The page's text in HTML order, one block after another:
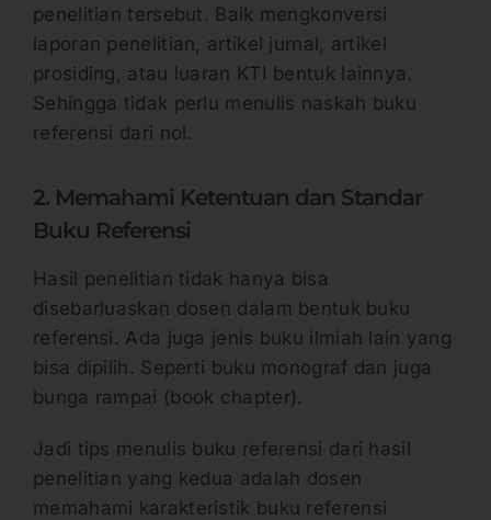
penelitian tersebut. Baik mengkonversi
laporan penelitian, artikel jurnal, artikel
prosiding, atau luaran KTI bentuk lainnya.
Sehingga tidak perlu menulis naskah buku
referensi dari nol.
2. Memahami Ketentuan dan Standar
Buku Referensi
Hasil penelitian tidak hanya bisa
disebarluaskan dosen dalam bentuk buku
referensi. Ada juga jenis buku ilmiah lain yang
bisa dipilih. Seperti buku monograf dan juga
bunga rampai (book chapter).
Jadi tips menulis buku referensi dari hasil
penelitian yang kedua adalah dosen
memahami karakteristik buku referensi